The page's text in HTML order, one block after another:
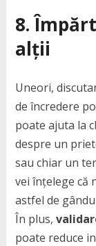
8.
alții
Uneori,
de încredere
poate ajuta la
despre un
sau chiar un
vei înțelege că
astfel de
În plus,
poate reduce